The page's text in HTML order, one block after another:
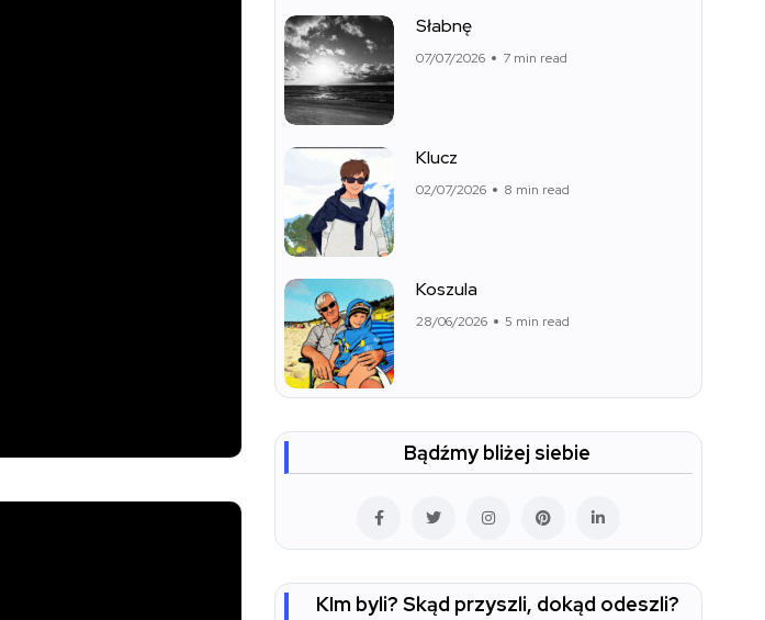
Słabnę
07/07/2026 7 min read
Klucz
02/07/2026 8 min read
Koszula
28/06/2026 5 min read
Bądźmy bliżej siebie
KIm byli? Skąd przyszli, dokąd odeszli?